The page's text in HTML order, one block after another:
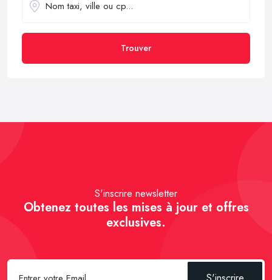
Trouver
S'inscrire newsletter
Obtenez toutes les mises à jour et offres
exclusives.